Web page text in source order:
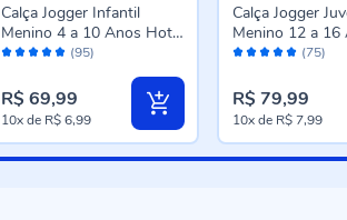
Avaliação: (95)
Calça Jogger Infantil
Menino 4 a 10 Anos Hot
Dog Chumbo
R$ 69,99
10xde R$ 6,99
Avaliação: (75)
Calça Jogger
Menino 12 a 16
Dog Preto
R$ 79,99
10xde R$ 7,99